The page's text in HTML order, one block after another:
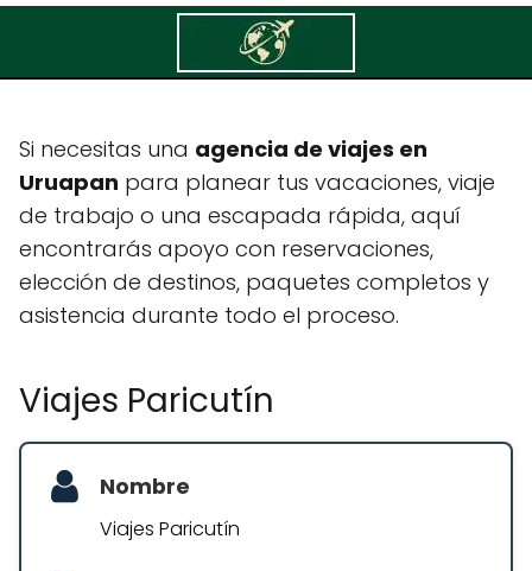
Viajes Paricutín
Si necesitas una agencia de viajes en
Uruapan para planear tus vacaciones, viaje
de trabajo o una escapada rápida, aquí
encontrarás apoyo con reservaciones,
elección de destinos, paquetes completos y
asistencia durante todo el proceso.
Viajes Paricutín
Nombre
Viajes Paricutín